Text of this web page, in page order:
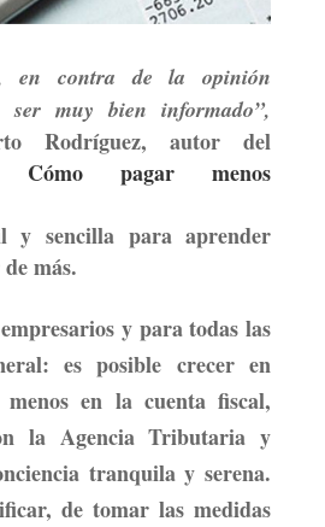
en contra de la opinión
muy bien informado”,
Rodríguez, autor del
Cómo pagar menos
y sencilla para aprender
más.
y para todas las
es posible crecer en
en la cuenta fiscal,
la Agencia Tributaria y
tranquila y serena.
de tomar las medidas